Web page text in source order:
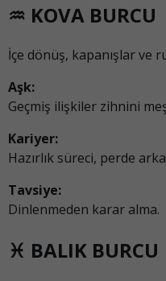
♒ KOVA BURCU
İçe dönüş, kapanışlar ve
Aşk:
Geçmiş ilişkiler zihnini
Kariyer:
Hazırlık süreci, perde
Tavsiye:
Dinlenmeden karar alma.
♓ BALIK BURCU